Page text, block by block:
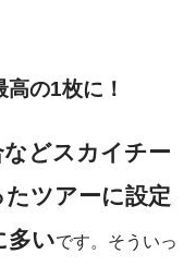
の1枚に！
どスカイチー
ツアーに設定
多いです。そういっ